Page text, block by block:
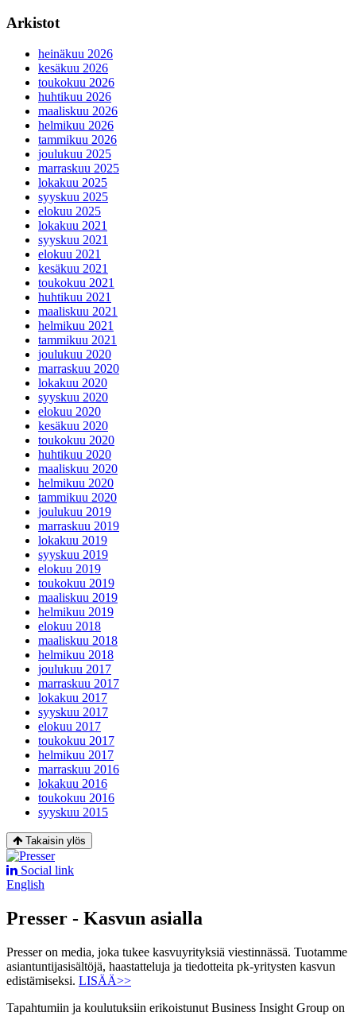
Arkistot
heinäkuu 2026
kesäkuu 2026
toukokuu 2026
huhtikuu 2026
maaliskuu 2026
helmikuu 2026
tammikuu 2026
joulukuu 2025
marraskuu 2025
lokakuu 2025
syyskuu 2025
elokuu 2025
lokakuu 2021
syyskuu 2021
elokuu 2021
kesäkuu 2021
toukokuu 2021
huhtikuu 2021
maaliskuu 2021
helmikuu 2021
tammikuu 2021
joulukuu 2020
marraskuu 2020
lokakuu 2020
syyskuu 2020
elokuu 2020
kesäkuu 2020
toukokuu 2020
huhtikuu 2020
maaliskuu 2020
helmikuu 2020
tammikuu 2020
joulukuu 2019
marraskuu 2019
lokakuu 2019
syyskuu 2019
elokuu 2019
toukokuu 2019
maaliskuu 2019
helmikuu 2019
elokuu 2018
maaliskuu 2018
helmikuu 2018
joulukuu 2017
marraskuu 2017
lokakuu 2017
syyskuu 2017
elokuu 2017
toukokuu 2017
helmikuu 2017
marraskuu 2016
lokakuu 2016
toukokuu 2016
syyskuu 2015
Takaisin ylös
Social link
English
Presser - Kasvun asialla
Presser on media, joka tukee kasvuyrityksiä viestinnässä. Tuotamme
asiantuntijasisältöjä, haastatteluja ja tiedotteita pk-yritysten kasvun
edistämiseksi. LISÄÄ>>
Tapahtumiin ja koulutuksiin erikoistunut Business Insight Group on